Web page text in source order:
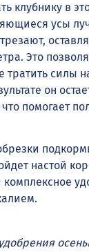
клубнику в
усы
Это
тратить силы
он
помогает
настой